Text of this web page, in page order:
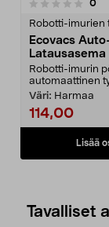
0
Robotti-imurien
Ecovacs
Latausasema
Robotti-imurin
automaattinen
Väri: Harmaa
114,00
Lisää
Tavalliset